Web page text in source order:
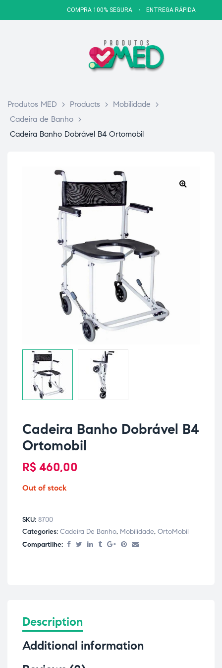
COMPRA 100% SEGURA • ENTREGA RÁPIDA
Produtos MED > Products > Mobilidade
>
Cadeira de Banho >
Cadeira Banho Dobrável B4 Ortomobil
Cadeira Banho Dobrável B4
Ortomobil
R$ 460,00
Out of stock
SKU: 8700
Categories: Cadeira De Banho, Mobilidade, OrtoMobil
Compartilhe:
Description
Additional information